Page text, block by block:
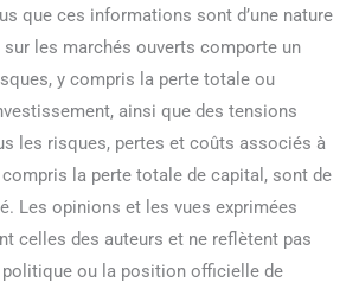
que ces informations sont d’une nature
les marchés ouverts comporte un
y compris la perte totale ou
ainsi que des tensions
les risques, pertes et coûts associés à
compris la perte totale de capital, sont de
Les opinions et les vues exprimées
celles des auteurs et ne reflètent pas
ou la position officielle de